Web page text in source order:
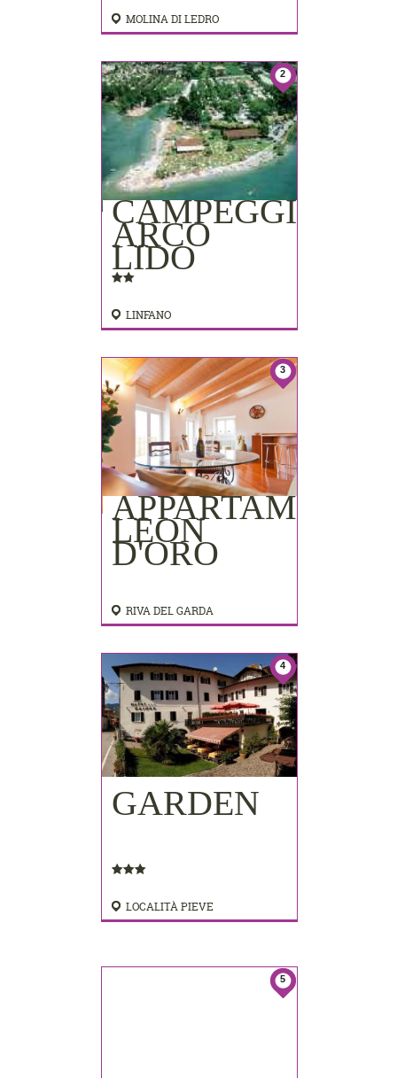
MOLINA DI LEDRO
2
CAMPEGGIO
ARCO
LIDO
LINFANO
3
APPARTAMENTI
LEON
D'ORO
RIVA DEL GARDA
4
GARDEN
LOCALITÀ PIEVE
5